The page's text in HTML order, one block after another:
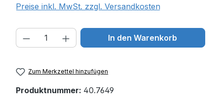
Preise inkl. MwSt. zzgl. Versandkosten
Produkt Anzahl: Gib den
In den Warenkorb
Zum Merkzettel hinzufügen
Produktnummer: 40.7649